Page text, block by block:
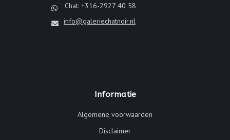
Chat: +316-2927 40 58
info@galeriechatnoir.nl
Informatie
Algemene voorwaarden
Disclaimer